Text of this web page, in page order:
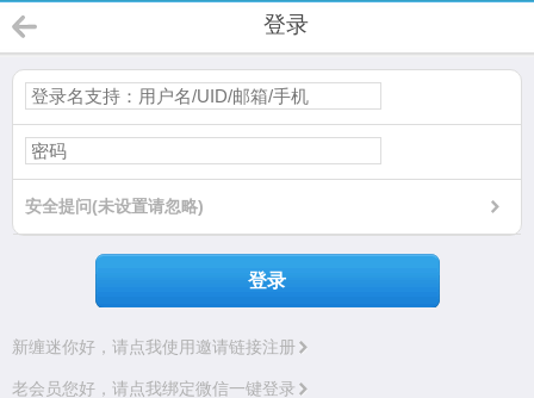
登录
安全提问(未设置请忽略)
登录
新缠迷你好，请点我使用邀请链接注册
老会员您好，请点我绑定微信一键登录